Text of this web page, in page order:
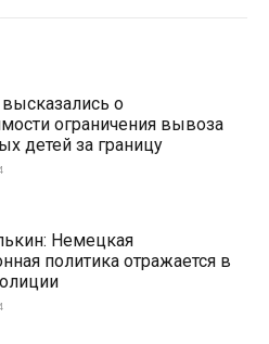
о
ограничения вывоза
детей за границу
Немецкая
политика отражается в